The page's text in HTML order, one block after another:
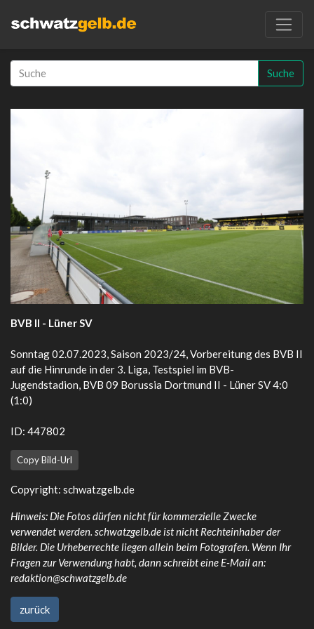
Suche
BVB II - Lüner SV
Sonntag 02.07.2023, Saison 2023/24, Vorbereitung des BVB II
auf die Hinrunde in der 3. Liga, Testspiel im BVB-
Jugendstadion, BVB 09 Borussia Dortmund II - Lüner SV 4:0
(1:0)
ID: 447802
Copy Bild-Url
Copyright: schwatzgelb.de
Hinweis: Die Fotos dürfen nicht für kommerzielle Zwecke
verwendet werden. schwatzgelb.de ist nicht Rechteinhaber der
Bilder. Die Urheberrechte liegen allein beim Fotografen. Wenn Ihr
Fragen zur Verwendung habt, dann schreibt eine E-Mail an:
redaktion@schwatzgelb.de
zurück